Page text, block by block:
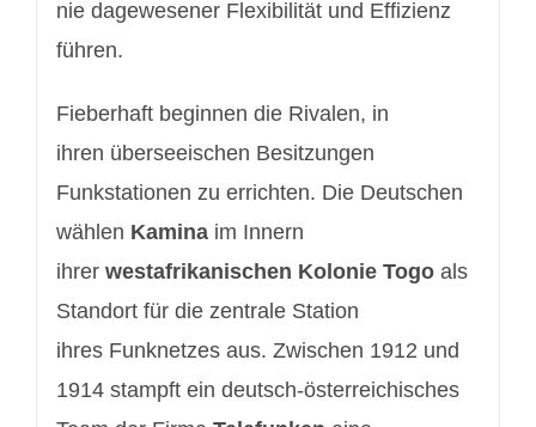
nie dagewesener Flexibilität und Effizienz
führen.
Fieberhaft beginnen die Rivalen, in
ihren überseeischen Besitzungen
Funkstationen zu errichten. Die Deutschen
wählen Kaminaim Innern
ihrer westafrikanischen Kolonie Togoals
Standort für die zentrale Station
ihres Funknetzes aus. Zwischen 1912 und
1914 stampft ein deutsch-österreichisches